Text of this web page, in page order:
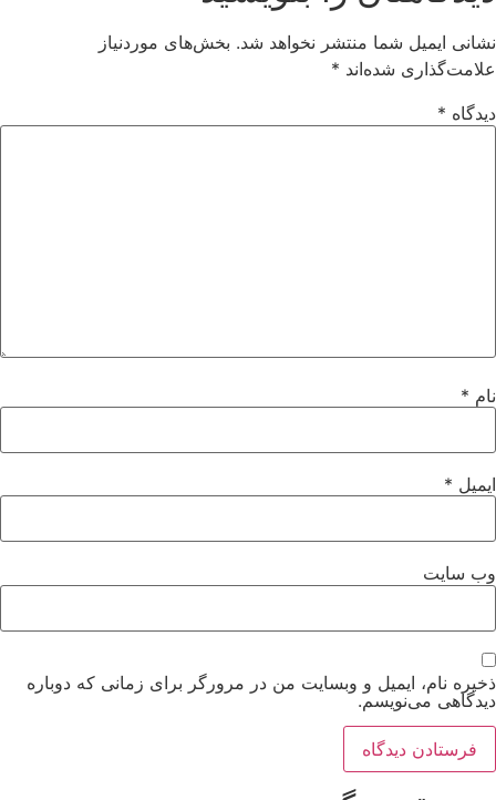
نشانی ایمیل شما منتشر نخواهد شد. بخش‌های موردنیاز
علامت‌گذاری شده‌اند *
دیدگاه *
نام *
ایمیل *
وب‌ سایت
ذخیره نام، ایمیل و وبسایت من در مرورگر برای زمانی که دوباره
دیدگاهی می‌نویسم.